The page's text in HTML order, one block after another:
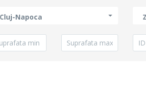
Cluj-Napoca